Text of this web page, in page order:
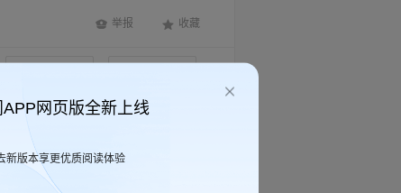
举报 收藏
APP网页版全新上线
新版本享更优质阅读体验